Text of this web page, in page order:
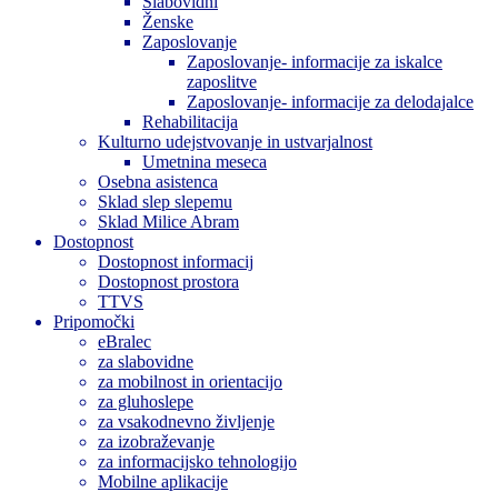
Ženske
Zaposlovanje
Zaposlovanje- informacije za iskalce
zaposlitve
Zaposlovanje- informacije za delodajalce
Rehabilitacija
Kulturno udejstvovanje in ustvarjalnost
Umetnina meseca
Osebna asistenca
Sklad slep slepemu
Sklad Milice Abram
Dostopnost
Dostopnost informacij
Dostopnost prostora
TTVS
Pripomočki
eBralec
za slabovidne
za mobilnost in orientacijo
za gluhoslepe
za vsakodnevno življenje
za izobraževanje
za informacijsko tehnologijo
Mobilne aplikacije